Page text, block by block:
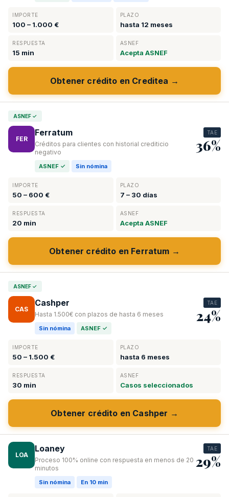
IMPORTE
100 – 1.000 €
PLAZO
hasta 12 meses
RESPUESTA
15 min
ASNEF
Acepta ASNEF
Obtener crédito en Creditea →
ASNEF ✓
FER
Ferratum
Créditos para clientes con historial crediticio
negativo
ASNEF ✓ Sin nómina
TAE
36%
IMPORTE
50 – 600 €
PLAZO
7 – 30 días
RESPUESTA
20 min
ASNEF
Acepta ASNEF
Obtener crédito en Ferratum →
ASNEF ✓
CAS
Cashper
Hasta 1.500€ con plazos de hasta 6 meses
Sin nómina ASNEF ✓
TAE
24%
IMPORTE
50 – 1.500 €
PLAZO
hasta 6 meses
RESPUESTA
30 min
ASNEF
Casos seleccionados
Obtener crédito en Cashper →
LOA
Loaney
Proceso 100% online con respuesta en menos de 20
minutos
Sin nómina En 10 min
TAE
29%